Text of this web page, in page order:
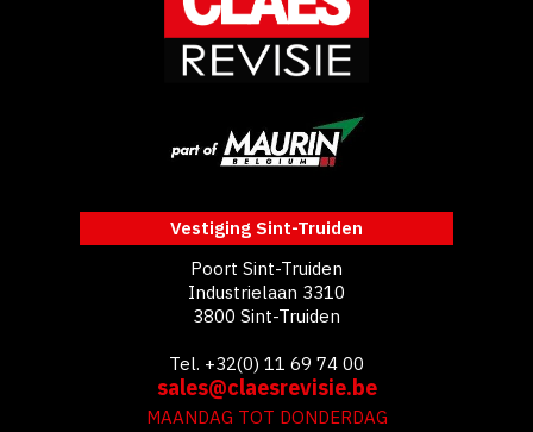
Vestiging Sint-Truiden
Poort Sint-Truiden
Industrielaan 3310
3800 Sint-Truiden
Tel. +32(0) 11 69 74 00
sales@claesrevisie.be
MAANDAG TOT DONDERDAG